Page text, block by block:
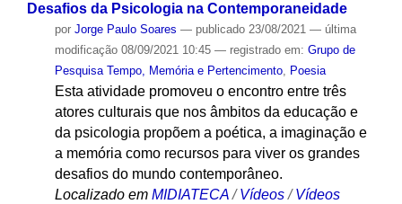
Desafios da Psicologia na Contemporaneidade
por Jorge Paulo Soares — publicado23/08/2021 — última
modificação08/09/2021 10:45 — registrado em: Grupo de
Pesquisa Tempo, Memória e Pertencimento, Poesia
Esta atividade promoveu o encontro entre três
atores culturais que nos âmbitos da educação e
da psicologia propõem a poética, a imaginação e
a memória como recursos para viver os grandes
desafios do mundo contemporâneo.
Localizado em MIDIATECA /Vídeos /Vídeos